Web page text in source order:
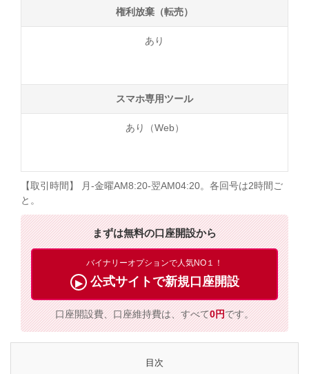
権利放棄（転売）
あり
スマホ専用ツール
あり（Web）
【取引時間】 月-金曜AM8:20-翌AM04:20。各回号は2時間ご
と。
まずは無料の口座開設から
バイナリーオプションで人気NO１！
公式サイトで新規口座開設
口座開設費、口座維持費は、すべて0円です。
目次